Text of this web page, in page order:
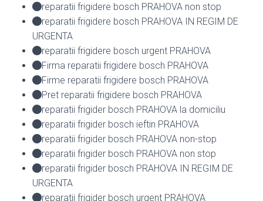
reparatii frigidere bosch PRAHOVA non stop
reparatii frigidere bosch PRAHOVA IN REGIM DE
URGENTA
reparatii frigidere bosch urgent PRAHOVA
Firma reparatii frigidere bosch PRAHOVA
Firme reparatii frigidere bosch PRAHOVA
Pret reparatii frigidere bosch PRAHOVA
reparatii frigider bosch PRAHOVA la domiciliu
reparatii frigider bosch ieftin PRAHOVA
reparatii frigider bosch PRAHOVA non-stop
reparatii frigider bosch PRAHOVA non stop
reparatii frigider bosch PRAHOVA IN REGIM DE
URGENTA
reparatii frigider bosch urgent PRAHOVA